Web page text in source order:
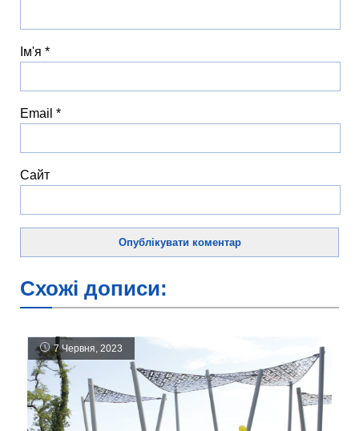
Ім'я *
Email *
Сайт
Схожі дописи:
7 Червня, 2023